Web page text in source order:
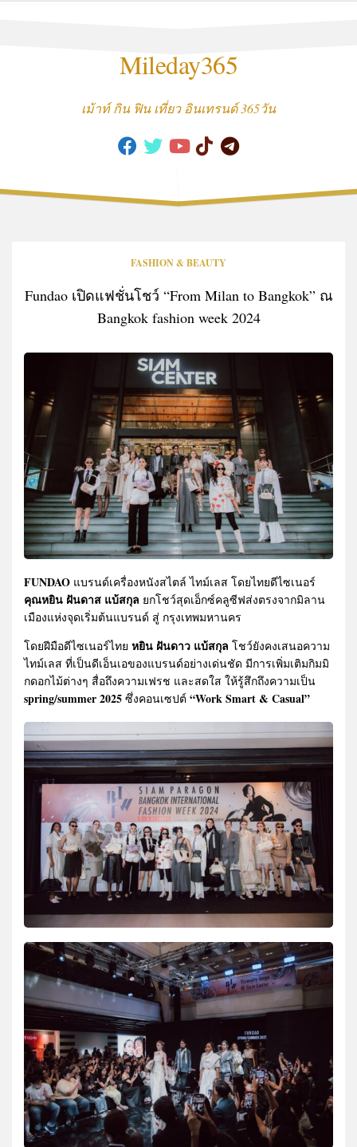
Mileday365
เม้าท์ กิน ฟิน เที่ยว อินเทรนด์ 365วัน
FASHION & BEAUTY
Fundao เปิดแฟชั่นโชว์ “From Milan to Bangkok” ณ
Bangkok fashion week 2024
FUNDAO แบรนด์เครื่องหนังสไตล์ ไทม์เลส โดยไทยดีไซเนอร์
คุณหยิน ฝันดาส แบ้สกุล ยกโชว์สุดเอ็กซ์คลูซีฟส่งตรงจากมิลาน
เมืองแห่งจุดเริ่มต้นแบรนด์ สู่ กรุงเทพมหานคร
โดยฝีมือดีไซเนอร์ไทย หยิน ฝันดาว แบ้สกุล โชว์ยังคงเสนอความ
ไทม์เลส ที่เป็นดีเอ็นเอของแบรนด์อย่างเด่นชัด มีการเพิ่มเติมกิมมิ
กดอกไม้ต่างๆ สื่อถึงความเฟรช และสดใส ให้รู้สึกถึงความเป็น
spring/summer 2025 ซึ่งคอนเซปต์ “Work Smart & Casual”